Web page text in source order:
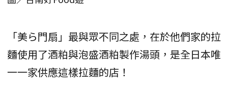
「美ら門扇」最與眾不同之處，在於他們家的拉
麵使用了酒粕與泡盛酒粕製作湯頭，是全日本唯
一一家供應這樣拉麵的店！